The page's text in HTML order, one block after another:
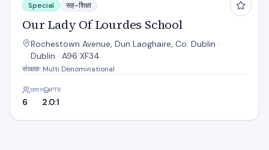
Special सह-शिक्षा
Our Lady Of Lourdes School
Rochestown Avenue, Dun Laoghaire, Co. Dublin ·
Dublin · A96 XF34
संरक्षक: Multi Denominational
छात्र
6
PTR
2.0:1